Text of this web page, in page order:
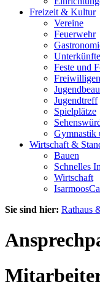
Freizeit & Kultur
Vereine
Feuerwehr
Unterkünfte
Feste und
Jugendtreff
Spielplätze
Gymnastik
Wirtschaft &
Bauen
Schnelles
Wirtschaft
Sie sind hier: Rathaus